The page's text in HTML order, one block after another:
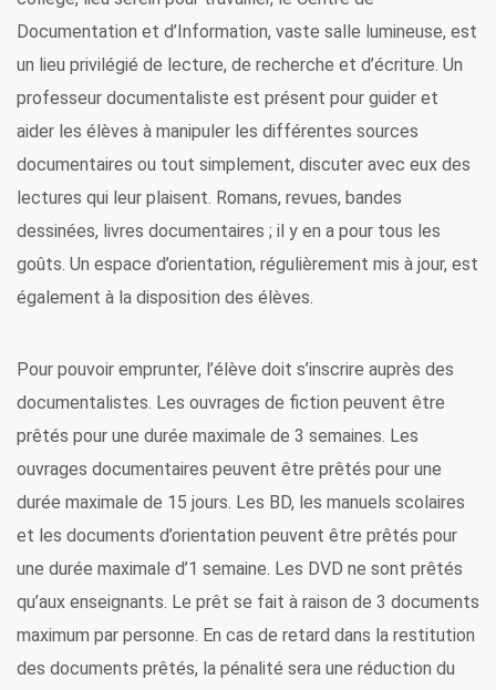
Documentation et d’Information, vaste salle lumineuse, est
un lieu privilégié de lecture, de recherche et d’écriture. Un
professeur documentaliste est présent pour guider et
aider les élèves à manipuler les différentes sources
documentaires ou tout simplement, discuter avec eux des
lectures qui leur plaisent. Romans, revues, bandes
dessinées, livres documentaires ; il y en a pour tous les
goûts. Un espace d’orientation, régulièrement mis à jour, est
également à la disposition des élèves.
Pour pouvoir emprunter, l’élève doit s’inscrire auprès des
documentalistes. Les ouvrages de fiction peuvent être
prêtés pour une durée maximale de 3 semaines. Les
ouvrages documentaires peuvent être prêtés pour une
durée maximale de 15 jours. Les BD, les manuels scolaires
et les documents d’orientation peuvent être prêtés pour
une durée maximale d’1 semaine. Les DVD ne sont prêtés
qu’aux enseignants. Le prêt se fait à raison de 3 documents
maximum par personne. En cas de retard dans la restitution
des documents prêtés, la pénalité sera une réduction du